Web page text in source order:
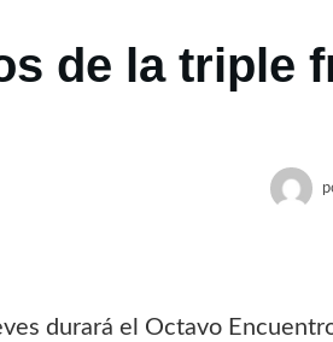
de la triple
durará el Octavo